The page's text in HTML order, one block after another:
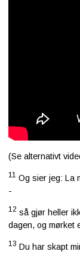
(Se alternativt
11 Og sier jeg: La
-
12 så gjør heller
dagen, og mørket
13 Du har skapt